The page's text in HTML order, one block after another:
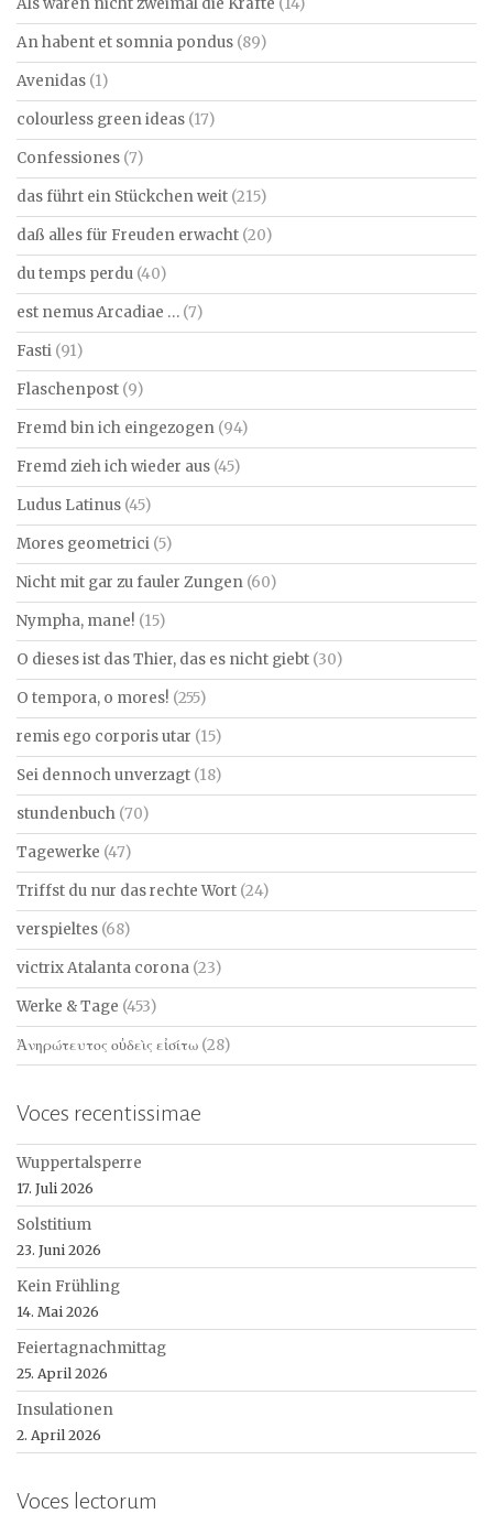
An habent et somnia pondus (89)
Avenidas (1)
colourless green ideas (17)
Confessiones (7)
das führt ein Stückchen weit (215)
daß alles für Freuden erwacht (20)
du temps perdu (40)
est nemus Arcadiae … (7)
Fasti (91)
Flaschenpost (9)
Fremd bin ich eingezogen (94)
Fremd zieh ich wieder aus (45)
Ludus Latinus (45)
Mores geometrici (5)
Nicht mit gar zu fauler Zungen (60)
Nympha, mane! (15)
O dieses ist das Thier, das es nicht giebt (30)
O tempora, o mores! (255)
remis ego corporis utar (15)
Sei dennoch unverzagt (18)
stundenbuch (70)
Tagewerke (47)
Triffst du nur das rechte Wort (24)
verspieltes (68)
victrix Atalanta corona (23)
Werke & Tage (453)
Ἀνηρώτευτος οὐδεὶς εἰσίτω (28)
Voces recentissimae
Wuppertalsperre
17. Juli 2026
Solstitium
23. Juni 2026
Kein Frühling
14. Mai 2026
Feiertagnachmittag
25. April 2026
Insulationen
2. April 2026
Voces lectorum